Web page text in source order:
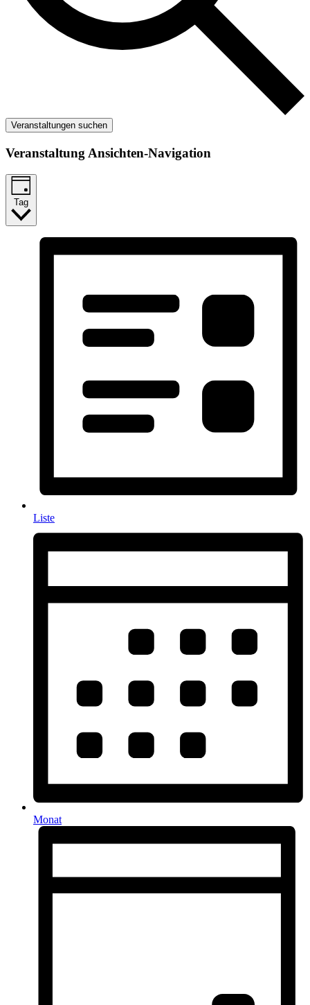
Veranstaltungen suchen
Veranstaltung Ansichten-Navigation
Tag
Liste
Monat